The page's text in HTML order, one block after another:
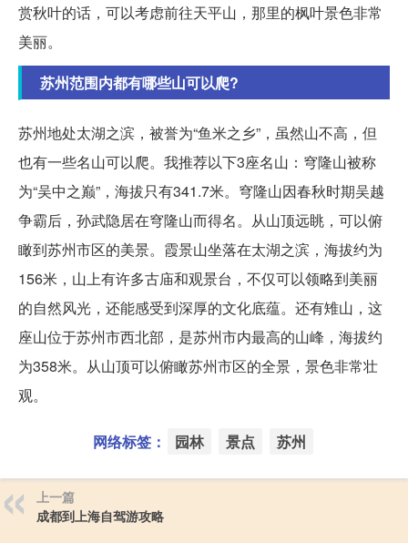
赏秋叶的话，可以考虑前往天平山，那里的枫叶景色非常
美丽。
苏州范围内都有哪些山可以爬?
苏州地处太湖之滨，被誉为“鱼米之乡”，虽然山不高，但
也有一些名山可以爬。我推荐以下3座名山：穹隆山被称
为“吴中之巅”，海拔只有341.7米。穹隆山因春秋时期吴越
争霸后，孙武隐居在穹隆山而得名。从山顶远眺，可以俯
瞰到苏州市区的美景。霞景山坐落在太湖之滨，海拔约为
156米，山上有许多古庙和观景台，不仅可以领略到美丽
的自然风光，还能感受到深厚的文化底蕴。还有雉山，这
座山位于苏州市西北部，是苏州市内最高的山峰，海拔约
为358米。从山顶可以俯瞰苏州市区的全景，景色非常壮
观。
网络标签： 园林 景点 苏州
上一篇
成都到上海自驾游攻略